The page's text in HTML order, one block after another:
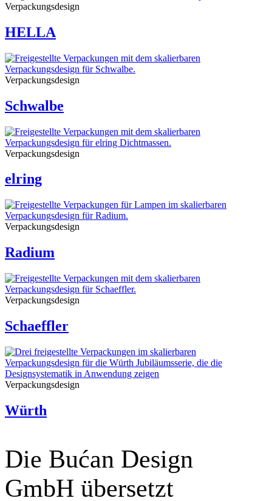
Verpackungsdesign
HELLA
Verpackungsdesign
Schwalbe
Verpackungsdesign
elring
Verpackungsdesign
Radium
Verpackungsdesign
Schaeffler
Verpackungsdesign
Würth
Die Bućan Design
GmbH übersetzt